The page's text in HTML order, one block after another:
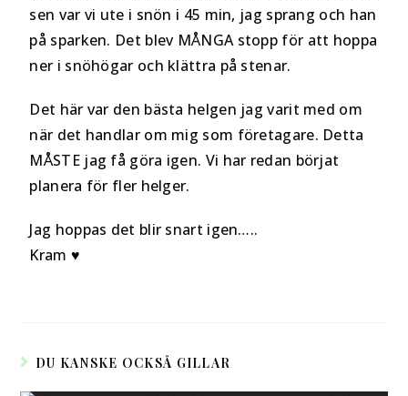
sen var vi ute i snön i 45 min, jag sprang och han
på sparken. Det blev MÅNGA stopp för att hoppa
ner i snöhögar och klättra på stenar.
Det här var den bästa helgen jag varit med om
när det handlar om mig som företagare. Detta
MÅSTE jag få göra igen. Vi har redan börjat
planera för fler helger.
Jag hoppas det blir snart igen…..
Kram ♥
DU KANSKE OCKSÅ GILLAR